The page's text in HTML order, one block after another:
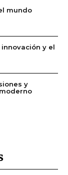
mundo
y el
y